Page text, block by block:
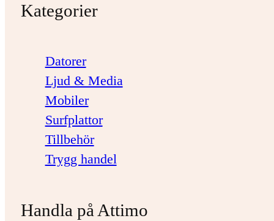
Kategorier
Datorer
Ljud & Media
Mobiler
Surfplattor
Tillbehör
Trygg handel
Handla på Attimo